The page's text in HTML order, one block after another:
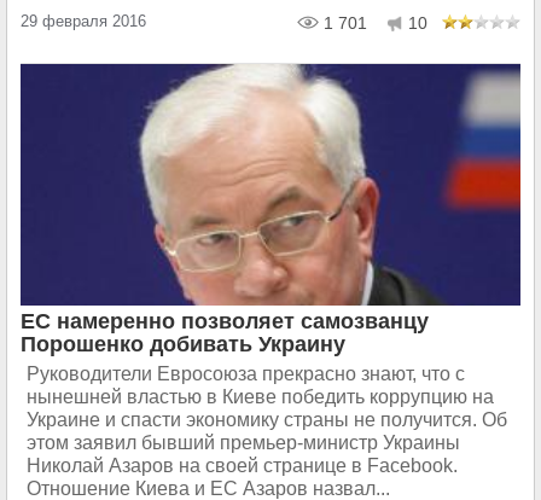
29 февраля 2016 1 701 10
ЕС намеренно позволяет самозванцу
Порошенко добивать Украину
Руководители Евросоюза прекрасно знают, что с
нынешней властью в Киеве победить коррупцию на
Украине и спасти экономику страны не получится. Об
этом заявил бывший премьер-министр Украины
Николай Азаров на своей странице в Facebook.
Отношение Киева и ЕС Азаров назвал...